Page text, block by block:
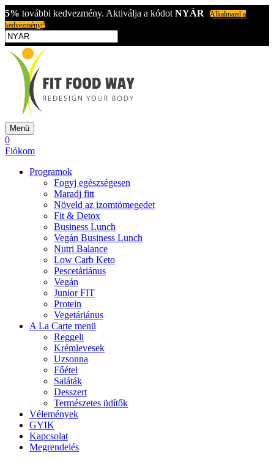
5% további kedvezmény. Aktiválja a kódot NYÁR
Alkalmazd a
kedvezményt!
Menü
0
Fiókom
Programok
Fogyj egészségesen
Maradj fitt
Növeld az izomtömegedet
Fit & Detox
Business Lunch
Vegán Business Lunch
Nutri Balance
Low Carb Keto
Pescetáriánus
Vegán
Junior FIT
Protein
Vegetáriánus
A La Carte menü
Reggeli
Krémlevesek
Uzsonna
Főétel
Saláták
Desszert
Természetes üdítők
Vélemények
GYIK
Kapcsolat
Megrendelés